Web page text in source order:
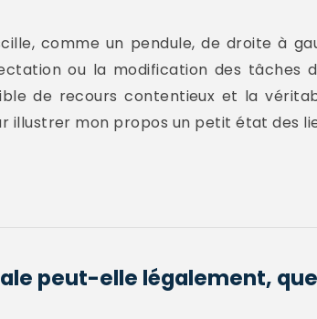
comme un pendule, de droite à
ou la modification des tâches
de recours contentieux et la
illustrer mon propos un petit état des
peut-elle légalement,